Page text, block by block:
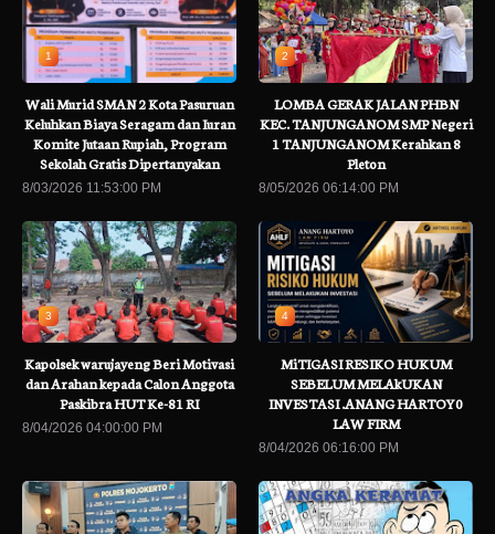
1
Wali Murid SMAN 2 Kota Pasuruan
Keluhkan Biaya Seragam dan Iuran
Komite Jutaan Rupiah, Program
Sekolah Gratis Dipertanyakan
8/03/2026 11:53:00 PM
2
LOMBA GERAK JALAN PHBN
KEC. TANJUNGANOM SMP Negeri
1 TANJUNGANOM Kerahkan 8
Pleton
8/05/2026 06:14:00 PM
3
Kapolsek warujayeng Beri Motivasi
dan Arahan kepada Calon Anggota
Paskibra HUT Ke-81 RI
8/04/2026 04:00:00 PM
4
MiTIGASI RESIKO HUKUM
SEBELUM MELAkUKAN
INVESTASI .ANANG HARTOY0
LAW FIRM
8/04/2026 06:16:00 PM